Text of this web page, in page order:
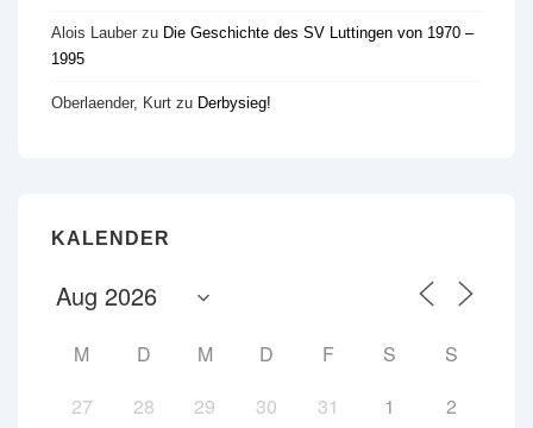
Alois Lauber zu Die Geschichte des SV Luttingen von 1970 –
1995
Oberlaender, Kurt zu Derbysieg!
KALENDER
M D M D F S
S
27
28 29 30 31 1 2